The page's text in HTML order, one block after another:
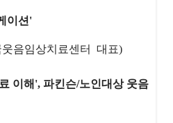
이션'
웃음임상치료센터 대표)
이해', 파킨슨/노인대상 웃음